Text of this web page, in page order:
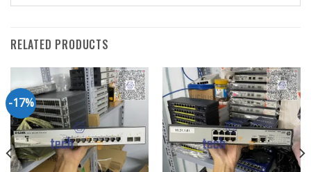
RELATED PRODUCTS
-17%